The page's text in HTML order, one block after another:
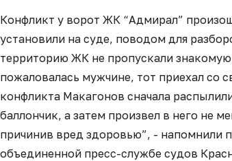
Конфликт у ворот ЖК “Адмирал”
установили на суде, поводом для
территорию ЖК не пропускали
пожаловалась мужчине, тот приехал со
конфликта Макагонов сначала
баллончик, а затем произвел в него не
причинив вред здоровью”, - напомнили
объединенной пресс-службе судов